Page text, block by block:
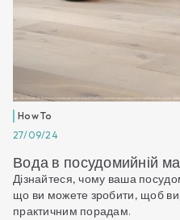
How To
27/09/24
Вода в посудомийній
Дізнайтеся, чому ваша
що ви можете зробити, щоб
практичним порадам.